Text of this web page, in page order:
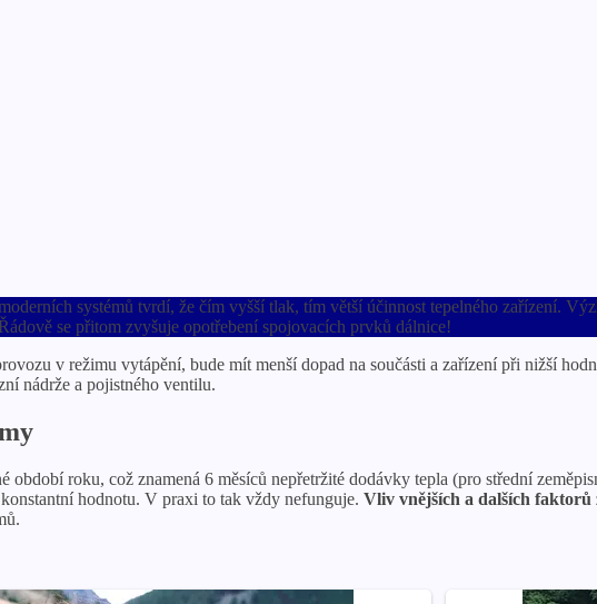
systémů tvrdí, že čím vyšší tlak, tím větší účinnost tepelného zařízení.
se přitom zvyšuje opotřebení spojovacích prvků dálnice!
v režimu vytápění, bude mít menší dopad na součásti a zařízení při nižší
nádrže a pojistného ventilu.
období roku, což znamená 6 měsíců nepřetržité dodávky tepla (pro střední
hodnotu. V praxi to tak vždy nefunguje. Vliv vnějších a dalších